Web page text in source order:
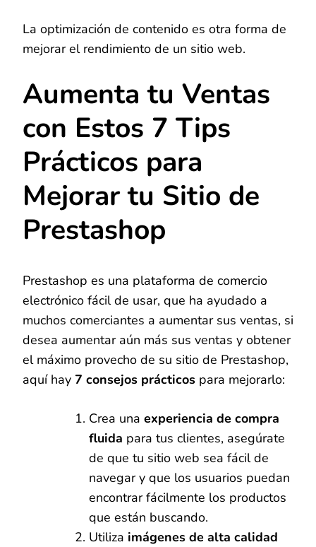
La optimización de contenido es otra forma de
mejorar el rendimiento de un sitio web.
Aumenta tu Ventas
con Estos 7 Tips
Prácticos para
Mejorar tu Sitio de
Prestashop
Prestashop es una plataforma de comercio
electrónico fácil de usar, que ha ayudado a
muchos comerciantes a aumentar sus ventas, si
desea aumentar aún más sus ventas y obtener
el máximo provecho de su sitio de Prestashop,
aquí hay 7 consejos prácticos para mejorarlo:
Crea una experiencia de compra
fluida para tus clientes, asegúrate
de que tu sitio web sea fácil de
navegar y que los usuarios puedan
encontrar fácilmente los productos
que están buscando.
Utiliza imágenes de alta calidad